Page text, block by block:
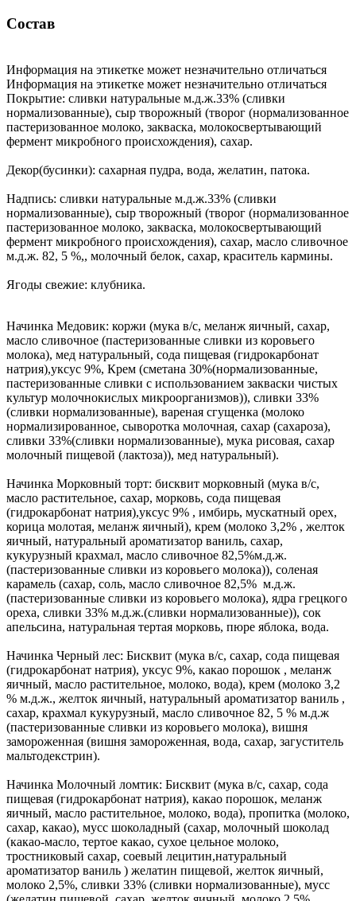
Состав
Информация на этикетке может незначительно отличаться
Информация на этикетке может незначительно отличаться
Покрытие: сливки натуральные м.д.ж.33% (сливки
нормализованные), сыр творожный (творог (нормализованное
пастеризованное молоко, закваска, молокосвертывающий
фермент микробного происхождения), сахар.
Декор(бусинки): сахарная пудра, вода, желатин, патока.
Надпись: сливки натуральные м.д.ж.33% (сливки
нормализованные), сыр творожный (творог (нормализованное
пастеризованное молоко, закваска, молокосвертывающий
фермент микробного происхождения), сахар, масло сливочное
м.д.ж. 82, 5 %,, молочный белок, сахар, краситель кармины.
Ягоды свежие: клубника.
Начинка Медовик: коржи (мука в/с, меланж яичный, сахар,
масло сливочное (пастеризованные сливки из коровьего
молока), мед натуральный, сода пищевая (гидрокарбонат
натрия),уксус 9%, Крем (сметана 30%(нормализованные,
пастеризованные сливки с использованием закваски чистых
культур молочнокислых микроорганизмов)), сливки 33%
(сливки нормализованные), вареная сгущенка (молоко
нормализированное, сыворотка молочная, сахар (сахароза),
сливки 33%(сливки нормализованные), мука рисовая, сахар
молочный пищевой (лактоза)), мед натуральный).
Начинка Морковный торт: бисквит морковный (мука в/с,
масло растительное, сахар, морковь, сода пищевая
(гидрокарбонат натрия),уксус 9% , имбирь, мускатный орех,
корица молотая, меланж яичный), крем (молоко 3,2% , желток
яичный, натуральный ароматизатор ваниль, сахар,
кукурузный крахмал, масло сливочное 82,5%м.д.ж.
(пастеризованные сливки из коровьего молока)), соленая
карамель (сахар, соль, масло сливочное 82,5% м.д.ж.
(пастеризованные сливки из коровьего молока), ядра грецкого
ореха, сливки 33% м.д.ж.(сливки нормализованные)), сок
апельсина, натуральная тертая морковь, пюре яблока, вода.
Начинка Черный лес: Бисквит (мука в/с, сахар, сода пищевая
(гидрокарбонат натрия), уксус 9%, какао порошок , меланж
яичный, масло растительное, молоко, вода), крем (молоко 3,2
% м.д.ж., желток яичный, натуральный ароматизатор ваниль ,
сахар, крахмал кукурузный, масло сливочное 82, 5 % м.д.ж
(пастеризованные сливки из коровьего молока), вишня
замороженная (вишня замороженная, вода, сахар, загуститель
мальтодекстрин).
Начинка Молочный ломтик: Бисквит (мука в/с, сахар, сода
пищевая (гидрокарбонат натрия), какао порошок, меланж
яичный, масло растительное, молоко, вода), пропитка (молоко,
сахар, какао), мусс шоколадный (сахар, молочный шоколад
(какао-масло, тертое какао, сухое цельное молоко,
тростниковый сахар, соевый лецитин,натуральный
ароматизатор ваниль ) желатин пищевой, желток яичный,
молоко 2,5%, сливки 33% (сливки нормализованные), мусс